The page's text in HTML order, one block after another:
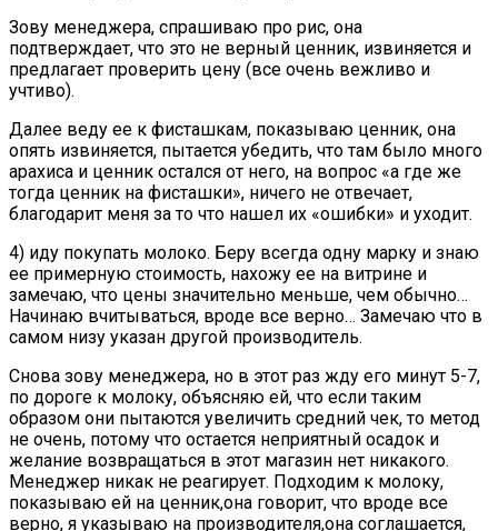
Зову менеджера, спрашиваю про рис, она
подтверждает, что это не верный ценник, извиняется и
предлагает проверить цену (все очень вежливо и
учтиво).
Далее веду ее к фисташкам, показываю ценник, она
опять извиняется, пытается убедить, что там было много
арахиса и ценник остался от него, на вопрос «а где же
тогда ценник на фисташки», ничего не отвечает,
благодарит меня за то что нашел их «ошибки» и уходит.
4) иду покупать молоко. Беру всегда одну марку и знаю
ее примерную стоимость, нахожу ее на витрине и
замечаю, что цены значительно меньше, чем обычно…
Начинаю вчитываться, вроде все верно… Замечаю что в
самом низу указан другой производитель.
Снова зову менеджера, но в этот раз жду его минут 5-7,
по дороге к молоку, объясняю ей, что если таким
образом они пытаются увеличить средний чек, то метод
не очень, потому что остается неприятный осадок и
желание возвращаться в этот магазин нет никакого.
Менеджер никак не реагирует. Подходим к молоку,
показываю ей на ценник,она говорит, что вроде все
верно, я указываю на производителя,она соглашается,